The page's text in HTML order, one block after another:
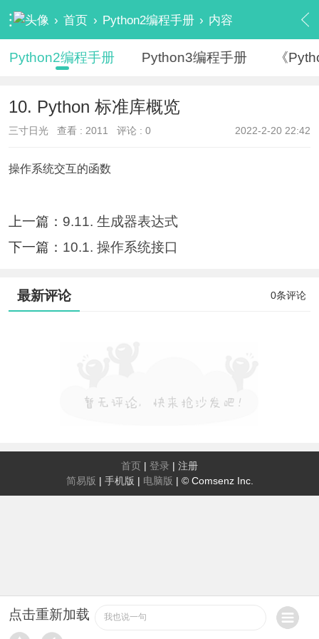
› 首页 › Python2编程手册 › 内容
Python2编程手册 Python3编程手册 《
10. Python 标准库概览
2022-2-20 22:42
三寸日光查看 : 2011 评论 : 0
操作系统交互的函数
上一篇： 9.11. 生成器表达式
下一篇： 10.1. 操作系统接口
0条评论
最新评论
点击重新加载 我也说一句
首页 | 登录 | 注册
简易版 | 手机版 | 电脑版 | © Comsenz Inc.